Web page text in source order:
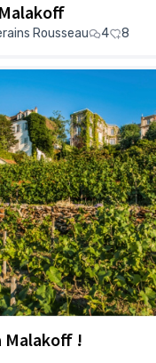
Rousseau 4 8
Malakoff !